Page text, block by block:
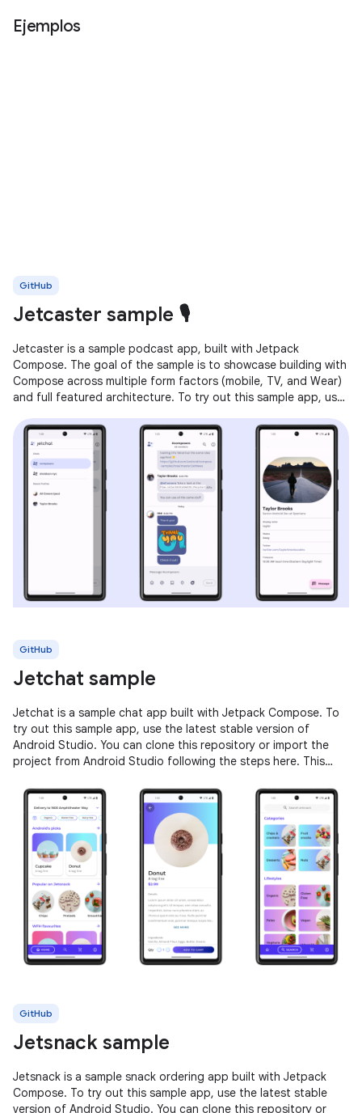
Ejemplos
GitHub
Jetcaster sample 🎙️
Jetcaster is a sample podcast app, built with Jetpack
Compose. The goal of the sample is to showcase building with
Compose across multiple form factors (mobile, TV, and Wear)
and full featured architecture. To try out this sample app, use
GitHub
Jetchat sample
Jetchat is a sample chat app built with Jetpack Compose. To
try out this sample app, use the latest stable version of
Android Studio. You can clone this repository or import the
project from Android Studio following the steps here. This
GitHub
Jetsnack sample
Jetsnack is a sample snack ordering app built with Jetpack
Compose. To try out this sample app, use the latest stable
version of Android Studio. You can clone this repository or